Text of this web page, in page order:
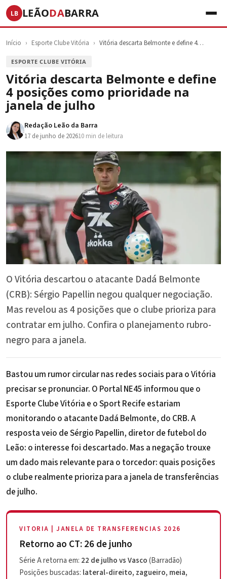
LB LEÃODABARRA
Início › Esporte Clube Vitória › Vitória descarta Belmonte e define 4…
ESPORTE CLUBE VITÓRIA
Vitória descarta Belmonte e define
4 posições como prioridade na
janela de julho
Redação Leão da Barra
17 de junho de 202610 min de leitura
O Vitória descartou o atacante Dadá Belmonte
(CRB): Sérgio Papellin negou qualquer negociação.
Mas revelou as 4 posições que o clube prioriza para
contratar em julho. Confira o planejamento rubro-
negro para a janela.
Bastou um rumor circular nas redes sociais para o Vitória
precisar se pronunciar. O Portal NE45 informou que o
Esporte Clube Vitória e o Sport Recife estariam
monitorando o atacante Dadá Belmonte, do CRB. A
resposta veio de Sérgio Papellin, diretor de futebol do
Leão: o interesse foi descartado. Mas a negação trouxe
um dado mais relevante para o torcedor: quais posições
o clube realmente prioriza para a janela de transferências
de julho.
VITORIA | JANELA DE TRANSFERENCIAS 2026
Retorno ao CT: 26 de junho
Série A retorna em: 22 de julho vs Vasco(Barradão)
Posições buscadas: lateral-direito, zagueiro, meia,